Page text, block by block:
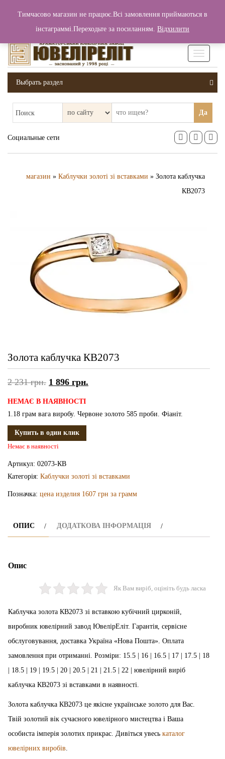
Вход / Регистрация 0 грн.
Выбрать раздел
Поиск Да
Социальные сети
магазин » Каблучки золоті зі вставками » Золота каблучка
КВ2073
Золота каблучка КВ2073
2 231грн. 1 896 грн.
НЕМАЄ В ​​НАЯВНОСТІ
1.18 грам вага виробу. Червоне золото 585 проби. Фіаніт.
Купить в один клик
Немає в наявності
Артикул: 02073-КВ
Категорія: Каблучки золоті зі вставками
Позначка: цена изделия 1607 грн за грамм
ОПИС ДОДАТКОВА ІНФОРМАЦІЯ
Опис
Як Вам виріб, оцініть будь ласка
Каблучка золота КВ2073 зі вставкою кубічний цирконій,
виробник ювелірний завод ЮвелірЕліт. Гарантія, сервісне
обслуговування, доставка Україна «Нова Пошта». Оплата
замовлення при отриманні. Розміри: 15.5 | 16 | 16.5 | 17 | 17.5 | 18
| 18.5 | 19 | 19.5 | 20 | 20.5 | 21 | 21.5 | 22 | ювелірний виріб
каблучка КВ2073 зі вставками в наявності.
Золота каблучка КВ2073 це якісне українське золото для Вас.
Твій золотий вік сучасного ювелірного мистецтва і Ваша
особиста імперія золотих прикрас. Дивіться увесь каталог
ювелірних виробів.
Тимчасово магазин не працює.Всі замовлення приймаються в
інстаграммі.Переходьте за посиланням. Відхилити